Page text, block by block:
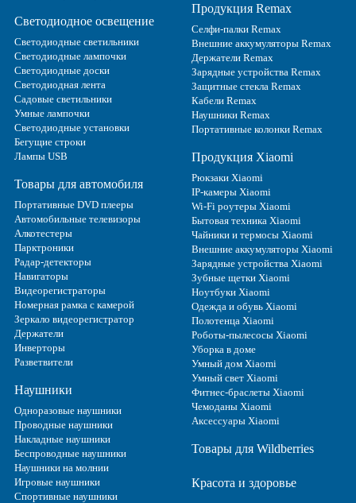
Светодиодное освещение
Светодиодные светильники
Светодиодные лампочки
Светодиодные доски
Светодиодная лента
Садовые светильники
Умные лампочки
Светодиодные установки
Бегущие строки
Лампы USB
Товары для автомобиля
Портативные DVD плееры
Автомобильные телевизоры
Алкотестеры
Парктроники
Радар-детекторы
Навигаторы
Видеорегистраторы
Номерная рамка с камерой
Зеркало видеорегистратор
Держатели
Инверторы
Разветвители
Наушники
Одноразовые наушники
Проводные наушники
Накладные наушники
Беспроводные наушники
Наушники на молнии
Игровые наушники
Спортивные наушники
Продукция Remax
Селфи-палки Remax
Внешние аккумуляторы Remax
Держатели Remax
Зарядные устройства Remax
Защитные стекла Remax
Кабели Remax
Наушники Remax
Портативные колонки Remax
Продукция Xiaomi
Рюкзаки Xiaomi
IP-камеры Xiaomi
Wi-Fi роутеры Xiaomi
Бытовая техника Xiaomi
Чайники и термосы Xiaomi
Внешние аккумуляторы Xiaomi
Зарядные устройства Xiaomi
Зубные щетки Xiaomi
Ноутбуки Xiaomi
Одежда и обувь Xiaomi
Полотенца Xiaomi
Роботы-пылесосы Xiaomi
Уборка в доме
Умный дом Xiaomi
Умный свет Xiaomi
Фитнес-браслеты Xiaomi
Чемоданы Xiaomi
Аксессуары Xiaomi
Товары для Wildberries
Красота и здоровье